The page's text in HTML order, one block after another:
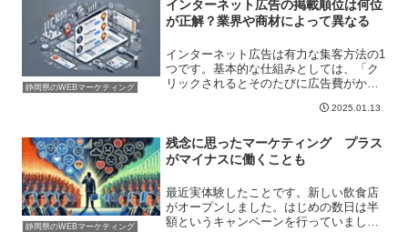
静岡県のWEBマーケティング
インターネット広告の掲載順位は何位
が正解？業界や商材によって異なる
インターネット広告は有力な集客方法の1
つです。基本的な仕組みとしては、「ク
リックされるとそのたびに広告費がかか
そしてどの順位に広告が表示されるのか
であくまでも基本的には...
2025.01.13
静岡県のWEBマーケティング
残念に思ったマーケティング プラス
がマイナスに働くことも
最近実体験したことです。新しい飲食店
がオープンしました。はじめの数日は半
額というキャンペーンを行っていまし